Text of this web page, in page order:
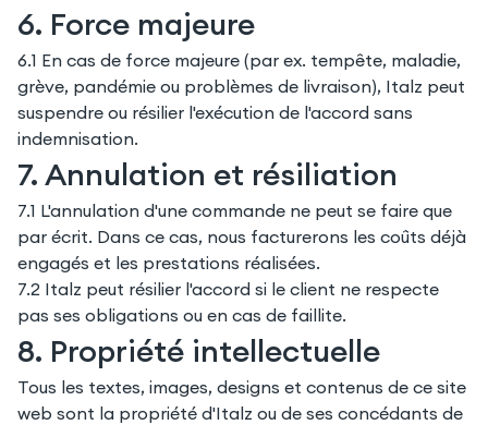
6. Force majeure
6.1 En cas de force majeure (par ex. tempête, maladie,
grève, pandémie ou problèmes de livraison), Italz peut
suspendre ou résilier l'exécution de l'accord sans
indemnisation.
7. Annulation et résiliation
7.1 L'annulation d'une commande ne peut se faire que
par écrit. Dans ce cas, nous facturerons les coûts déjà
engagés et les prestations réalisées.
7.2 Italz peut résilier l'accord si le client ne respecte
pas ses obligations ou en cas de faillite.
8. Propriété intellectuelle
Tous les textes, images, designs et contenus de ce site
web sont la propriété d'Italz ou de ses concédants de